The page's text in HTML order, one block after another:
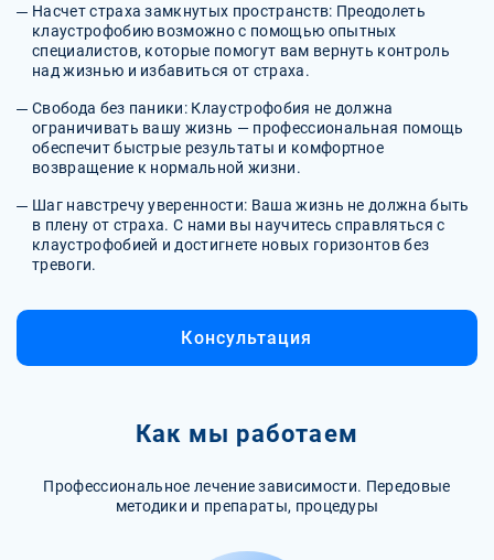
Насчет страха замкнутых пространств: Преодолеть
клаустрофобию возможно с помощью опытных
специалистов, которые помогут вам вернуть контроль
над жизнью и избавиться от страха.
Свобода без паники: Клаустрофобия не должна
ограничивать вашу жизнь — профессиональная помощь
обеспечит быстрые результаты и комфортное
возвращение к нормальной жизни.
Шаг навстречу уверенности: Ваша жизнь не должна быть
в плену от страха. С нами вы научитесь справляться с
клаустрофобией и достигнете новых горизонтов без
тревоги.
Консультация
Как мы работаем
Профессиональное лечение зависимости. Передовые
методики и препараты, процедуры